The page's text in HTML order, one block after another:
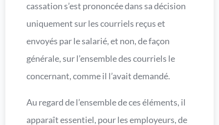
cassation s’est prononcée dans sa décision
uniquement sur les courriels reçus et
envoyés par le salarié, et non, de façon
générale, sur l’ensemble des courriels le
concernant, comme il l’avait demandé.
Au regard de l’ensemble de ces éléments, il
apparaît essentiel, pour les employeurs, de